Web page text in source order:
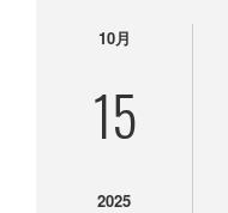
10月
15
2025